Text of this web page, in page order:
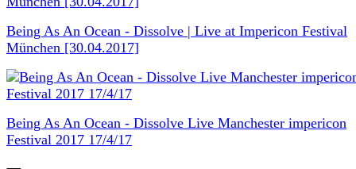
Being As An Ocean - Dissolve | Live at Impericon Festival
München [30.04.2017]
Being As An Ocean - Dissolve Live Manchester impericon
Festival 2017 17/4/17